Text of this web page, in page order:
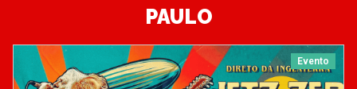
PAULO
Evento